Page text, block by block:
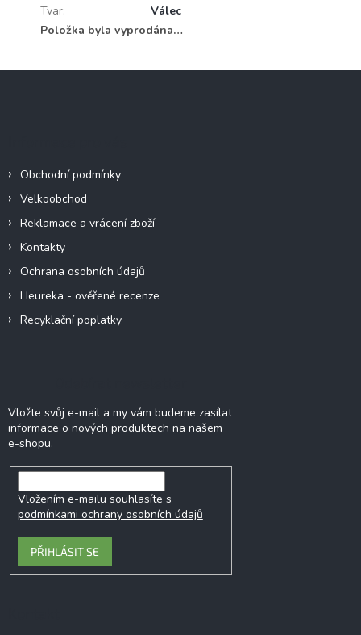
Tvar:
Válec
Položka byla vyprodána…
Obchodní podmínky
Velkoobchod
Reklamace a vrácení zboží
Kontakty
Ochrana osobních údajů
Heureka - ověřené recenze
Recyklační poplatky
Vložte svůj e-mail a my vám budeme zasílat
informace o nových produktech na našem
e-shopu.
Vložením e-mailu souhlasíte s
podmínkami ochrany osobních údajů
PŘIHLÁSIT SE